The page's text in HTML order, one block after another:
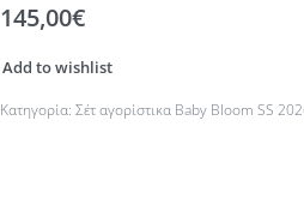
145,00€
Add to wishlist
Κατηγορία:Σέτ αγορίστικα Baby Bloom SS